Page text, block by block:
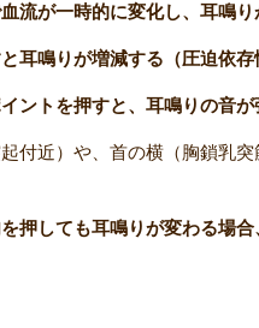
流が一時的に変化し、耳鳴り
耳鳴りが増減する（圧迫依存
ントを押すと、耳鳴りの音が
付近）や、首の横（胸鎖乳
押しても耳鳴りが変わる場